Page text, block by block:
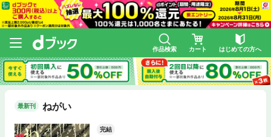
作品検索 カート はじめての方へ
最新刊 ねがい
完結